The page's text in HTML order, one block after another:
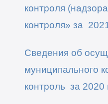
контроля
контроля» за
Сведения об
муниципального
контроль за 2020